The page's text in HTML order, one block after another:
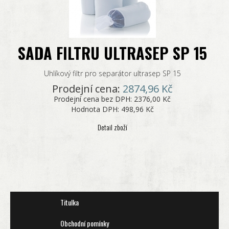
SADA FILTRU ULTRASEP SP 15
Uhlíkový filtr pro separátor ultrasep SP 15
Prodejní cena: 2874,96 Kč
Prodejní cena bez DPH: 2376,00 Kč
Hodnota DPH: 498,96 Kč
Detail zboží
Titulka
Obchodní pomínky